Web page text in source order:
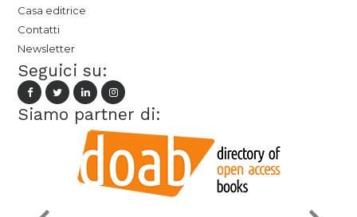
Casa editrice
Contatti
Newsletter
Seguici su:
Siamo partner di: